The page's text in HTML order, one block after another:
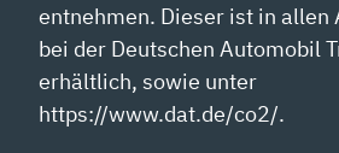
entnehmen. Dieser ist in allen
bei der Deutschen Automobil
erhältlich, sowie unter
https://www.dat.de/co2/.